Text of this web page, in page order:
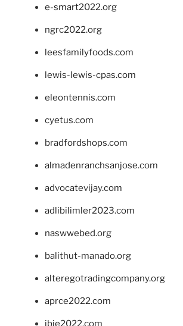
e-smart2022.org
ngrc2022.org
leesfamilyfoods.com
lewis-lewis-cpas.com
eleontennis.com
cyetus.com
bradfordshops.com
almadenranchsanjose.com
advocatevijay.com
adlibilimler2023.com
naswwebed.org
balithut-manado.org
alteregotradingcompany.org
aprce2022.com
ibie2022.com